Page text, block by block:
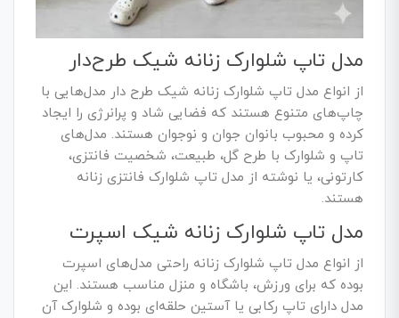
مدل تاپ شلوارک زنانه شیک طرح‌دار
از انواع مدل تاپ شلوارک زنانه شیک طرح دار مدل‌هایی با
چاپ‌های متنوع هستند که فضایی شاد و پرانرژی را ایجاد
کرده و محبوب بانوان جوان و نوجوان هستند. مدل‌های
تاپ و شلوارک با طرح گل، طبیعت، شخصیت فانتزی،
کارتونی، یا نوشته از مدل تاپ شلوارک فانتزی زنانه
هستند.
مدل تاپ شلوارک زنانه شیک اسپرت
از انواع مدل تاپ شلوارک زنانه راحتی مدل‌های اسپرت
بوده که برای ورزش، باشگاه و منزل مناسب هستند. این
مدل دارای تاپ رکابی یا آستین حلقه‌ای بوده و شلوارک آن